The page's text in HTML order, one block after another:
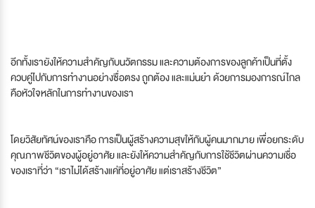
อีกทั้งเรายังให้ความสำคัญกับนวัตกรรม และความต้องการของลูกค้าเป็นที่ตั้ง
ควบคู่ไปกับการทำงานอย่างซื่อตรง ถูกต้อง และแม่นยำ ด้วยการมองการณ์ไกล
คือหัวใจหลักในการทำงานของเรา
โดยวิสัยทัศน์ของเราคือ การเป็นผู้สร้างความสุขให้กับผู้คนมากมาย เพื่อยกระดับ
คุณภาพชีวิตของผู้อยู่อาศัย และยังให้ความสำคัญกับการใช้ชีวิตผ่านความเชื่อ
ของเราที่ว่า “เราไม่ได้สร้างแค่ที่อยู่อาศัย แต่เราสร้างชีวิต”